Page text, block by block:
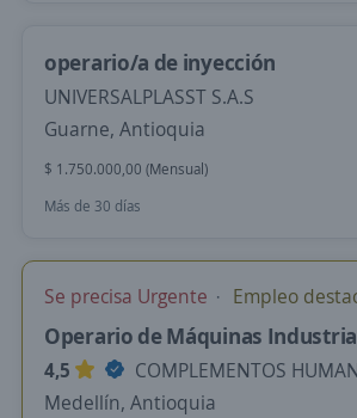
operario/a de inyección
UNIVERSALPLASST S.A.S
Guarne, Antioquia
$ 1.750.000,00 (Mensual)
Más de 30 días
Se precisa Urgente Empleo
Operario de Máquinas
4,5
COMPLEMENTOS
Medellín, Antioquia